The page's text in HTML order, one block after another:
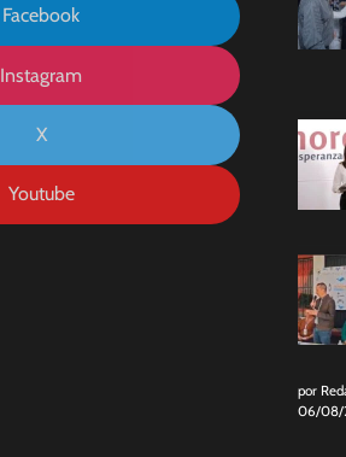
Facebook
Instagram
X
Youtube
por
06/08/